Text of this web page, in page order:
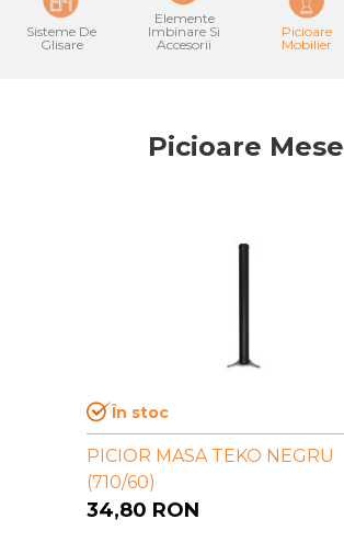
Sisteme De
Glisare
Elemente
Imbinare Si
Accesorii
Picioare
Mobilier
Picioare Mese
În stoc
PICIOR MASA TEKO NEGRU
(710/60)
34,80 RON